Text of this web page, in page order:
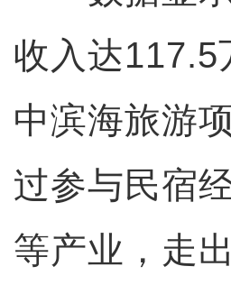
收入达117.5
中滨海旅游
过参与民宿
等产业，走